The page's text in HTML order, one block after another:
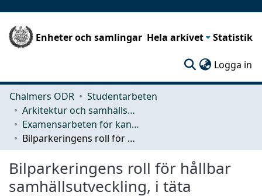
Enheter och samlingar Hela arkivet Statistik
Logga in
Chalmers ODR
Studentarbeten
Arkitektur och samhällsbyggnadsteknik (ACE)
Examensarbeten för kandidatexamen
Bilparkeringens roll för hållbar samhällsutveckling, i täta stadskärnor; Fallstudie: användningen av flexibla parkeringstal vid bostadsrättsföreningen Viva
Bilparkeringens roll för hållbar
samhällsutveckling, i täta